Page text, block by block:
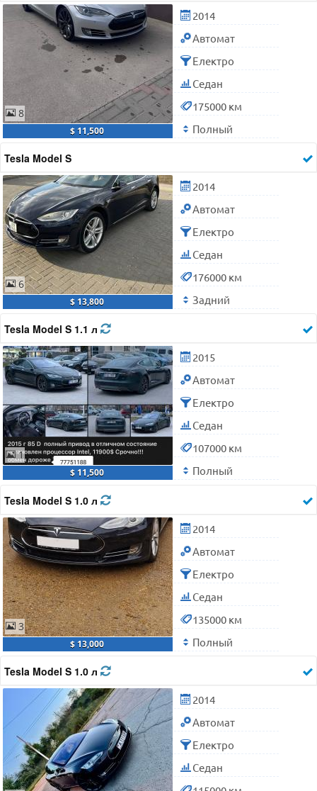
8
$ 11,500
2014
Автомат
Електро
Седан
175000 км
Полный
Tesla Model S
6
$ 13,800
2014
Автомат
Електро
Седан
176000 км
Задний
Tesla Model S 1.1 л
1
$ 11,500
2015
Автомат
Електро
Седан
107000 км
Полный
Tesla Model S 1.0 л
3
$ 13,000
2014
Автомат
Електро
Седан
135000 км
Полный
Tesla Model S 1.0 л
2014
Автомат
Електро
Седан